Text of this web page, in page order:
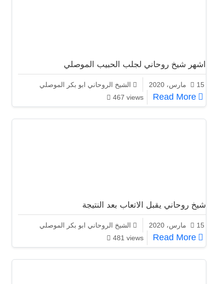
اشهر شيخ روحاني لجلب الحبيب الموصلي
15 مارس، 2020
الشيخ الروحاني ابو بكر الموصلي
467 views
Read More
اشهر شيخ روحاني لجلب الحبيب الموصلي
شيخ روحاني يقبل الاتعاب بعد النتيجة
15 مارس، 2020
الشيخ الروحاني ابو بكر الموصلي
481 views
Read More
شيخ روحاني يقبل الاتعاب بعد النتيجة